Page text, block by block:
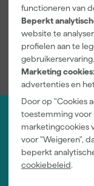
functioneren van
Beperkt
website te
profielen aan te
gebruikerservaring.
Marketing cookies:
advertenties en
Door op "Cookies
toestemming voor
marketingcookies
voor "Weigeren",
beperkt
cookiebeleid.
Jouw
Log-in en
Nieuwsbrief
Inschrijven